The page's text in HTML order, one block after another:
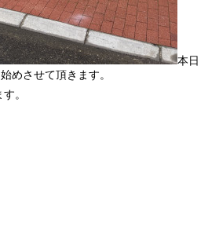
本日
めさせて頂きます。
。